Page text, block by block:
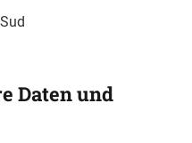
Armen Grigoryan,
Hnin Wint Naing,
Daten und